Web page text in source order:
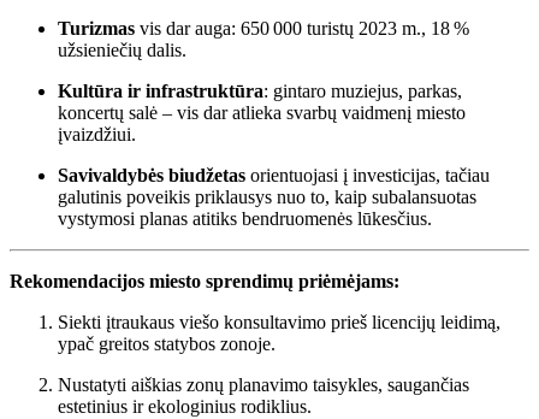
Turizmas vis dar auga: 650 000 turistų 2023 m., 18 %
užsieniečių dalis.
Kultūra ir infrastruktūra: gintaro muziejus, parkas,
koncertų salė – vis dar atlieka svarbų vaidmenį miesto
įvaizdžiui.
Savivaldybės biudžetas orientuojasi į investicijas, tačiau
galutinis poveikis priklausys nuo to, kaip subalansuotas
vystymosi planas atitiks bendruomenės lūkesčius.
Rekomendacijos miesto sprendimų priėmėjams:
Siekti įtraukaus viešo konsultavimo prieš licencijų leidimą,
ypač greitos statybos zonoje.
Nustatyti aiškias zonų planavimo taisykles, saugančias
estetinius ir ekologinius rodiklius.